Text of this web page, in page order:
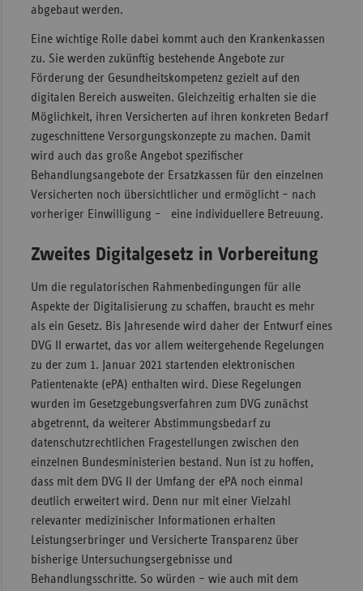
abgebaut werden.
Eine wichtige Rolle dabei kommt auch den Krankenkassen
zu. Sie werden zukünftig bestehende Angebote zur
Förderung der Gesundheitskompetenz gezielt auf den
digitalen Bereich ausweiten. Gleichzeitig erhalten sie die
Möglichkeit, ihren Versicherten auf ihren konkreten Bedarf
zugeschnittene Versorgungskonzepte zu machen. Damit
wird auch das große Angebot spezifischer
Behandlungsangebote der Ersatzkassen für den einzelnen
Versicherten noch übersichtlicher und ermöglicht – nach
vorheriger Einwilligung – eine individuellere Betreuung.
Zweites Digitalgesetz in Vorbereitung
Um die regulatorischen Rahmenbedingungen für alle
Aspekte der Digitalisierung zu schaffen, braucht es mehr
als ein Gesetz. Bis Jahresende wird daher der Entwurf eines
DVG II erwartet, das vor allem weitergehende Regelungen
zu der zum 1. Januar 2021 startenden elektronischen
Patientenakte (ePA) enthalten wird. Diese Regelungen
wurden im Gesetzgebungsverfahren zum DVG zunächst
abgetrennt, da weiterer Abstimmungsbedarf zu
datenschutzrechtlichen Fragestellungen zwischen den
einzelnen Bundesministerien bestand. Nun ist zu hoffen,
dass mit dem DVG II der Umfang der ePA noch einmal
deutlich erweitert wird. Denn nur mit einer Vielzahl
relevanter medizinischer Informationen erhalten
Leistungserbringer und Versicherte Transparenz über
bisherige Untersuchungsergebnisse und
Behandlungsschritte. So würden – wie auch mit dem